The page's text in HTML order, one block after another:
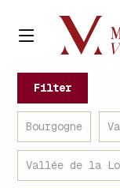
Filter
Bourgogne
Vallée de la